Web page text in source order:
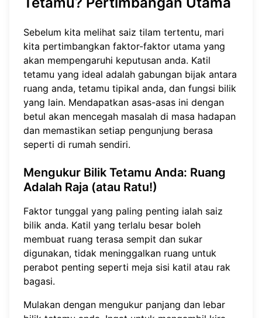
Sebelum kita melihat saiz tilam tertentu, mari
kita pertimbangkan faktor-faktor utama yang
akan mempengaruhi keputusan anda. Katil
tetamu yang ideal adalah gabungan bijak antara
ruang anda, tetamu tipikal anda, dan fungsi bilik
yang lain. Mendapatkan asas-asas ini dengan
betul akan mencegah masalah di masa hadapan
dan memastikan setiap pengunjung berasa
seperti di rumah sendiri.
Mengukur Bilik Tetamu Anda: Ruang
Adalah Raja (atau Ratu!)
Faktor tunggal yang paling penting ialah saiz
bilik anda. Katil yang terlalu besar boleh
membuat ruang terasa sempit dan sukar
digunakan, tidak meninggalkan ruang untuk
perabot penting seperti meja sisi katil atau rak
bagasi.
Mulakan dengan mengukur panjang dan lebar